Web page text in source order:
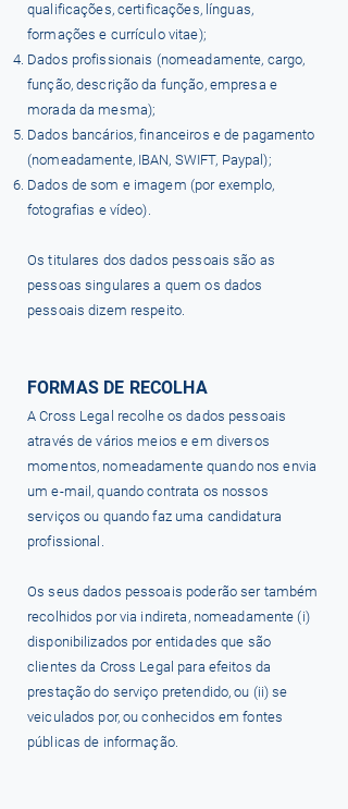
qualificações, certificações, línguas,
formações e currículo vitae);
Dados profissionais (nomeadamente, cargo,
função, descrição da função, empresa e
morada da mesma);
Dados bancários, financeiros e de pagamento
(nomeadamente, IBAN, SWIFT, Paypal);
Dados de som e imagem (por exemplo,
fotografias e vídeo).
Os titulares dos dados pessoais são as
pessoas singulares a quem os dados
pessoais dizem respeito.
FORMAS DE RECOLHA
A Cross Legal recolhe os dados pessoais
através de vários meios e em diversos
momentos, nomeadamente quando nos envia
um e-mail, quando contrata os nossos
serviços ou quando faz uma candidatura
profissional.
Os seus dados pessoais poderão ser também
recolhidos por via indireta, nomeadamente (i)
disponibilizados por entidades que são
clientes da Cross Legal para efeitos da
prestação do serviço pretendido, ou (ii) se
veiculados por, ou conhecidos em fontes
públicas de informação.